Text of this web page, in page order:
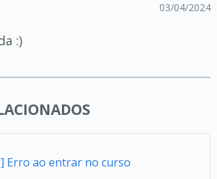
03/04/2024
:)
Erro ao entrar no curso